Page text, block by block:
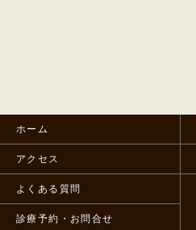
ホーム
アクセス
よくある質問
診療予約・お問合せ